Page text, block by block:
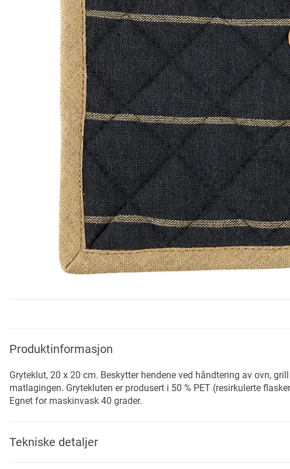
the
beginning
the
images
gallery
Produktinformasjon
Gryteklut, 20 x 20 cm. Beskytter hendene ved håndtering av ovn,
matlagingen. Grytekluten er produsert i 50 % PET (resirkulerte
Egnet for maskinvask 40 grader.
Tekniske detaljer